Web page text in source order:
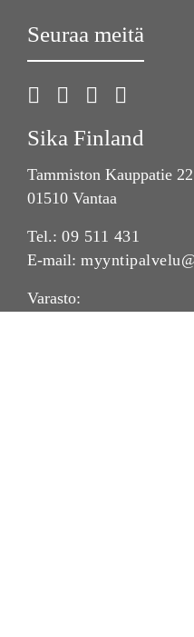
Seuraa meitä
Sika Finland
Tammiston Kauppatie
01510 Vantaa
Tel.: 09 511 431
E-mail:
Varasto: